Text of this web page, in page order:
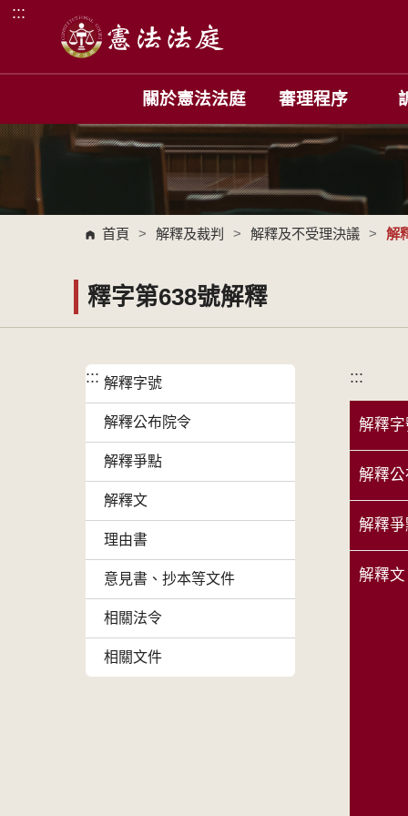
跳到主要內容區塊
:::
關於憲法法庭 審理程序
首頁 > 解釋及裁判 > 解釋及不受理決議 > 解
釋字第638號解釋
::: 解釋字號
解釋公布院令
解釋爭點
解釋文
理由書
意見書、抄本等文件
相關法令
相關文件
:::
解釋
解釋
解釋
解釋文